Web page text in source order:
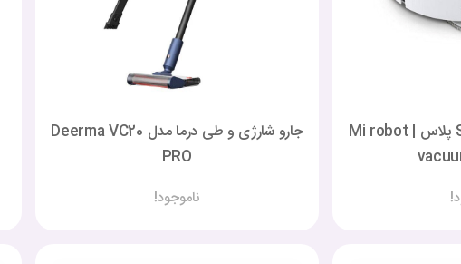
جارو رباتیک شیائومی S10 پلاس | Mi robot
جارو شارژی و طی درما مدل Deerma VC20
PRO
ناموجود!